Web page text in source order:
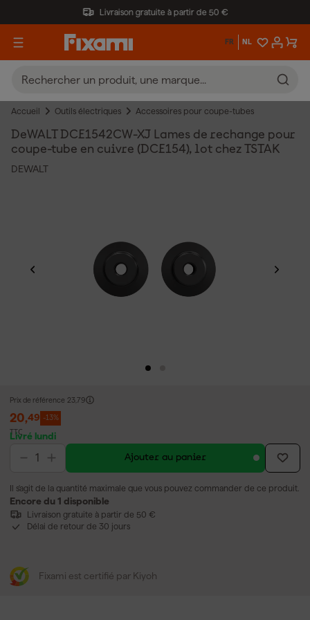
Livraison gratuite à partir de 50 €
FR NL
Accueil Outils électriques Accessoires pour coupe-tubes
DeWALT DCE1542CW-XJ Lames de rechange pour
coupe-tube en cuivre (DCE154), lot chez TSTAK
DEWALT
Prix de référence 23,79
20,49 -13%
TTC
Livré lundi
Ajouter au panier
Il s'agit de la quantité maximale que vous pouvez commander de ce produit.
Encore du 1 disponible
Livraison gratuite à partir de 50 €
Délai de retour de 30 jours
Fixami est certifié par Kiyoh